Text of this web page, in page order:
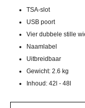
TSA-slot
USB poort
Vier dubbele stille
Naamlabel
Uitbreidbaar
Gewicht: 2.6 kg
Inhoud: 42l - 48l